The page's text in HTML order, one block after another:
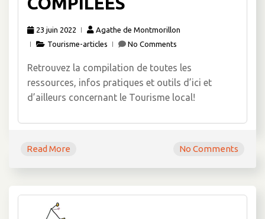
23 juin 2022
Agathe de Montmorillon
Tourisme-articles
No Comments
Retrouvez la compilation de toutes les
ressources, infos pratiques et outils d’ici et
d’ailleurs concernant le Tourisme local!
Read More No Comments